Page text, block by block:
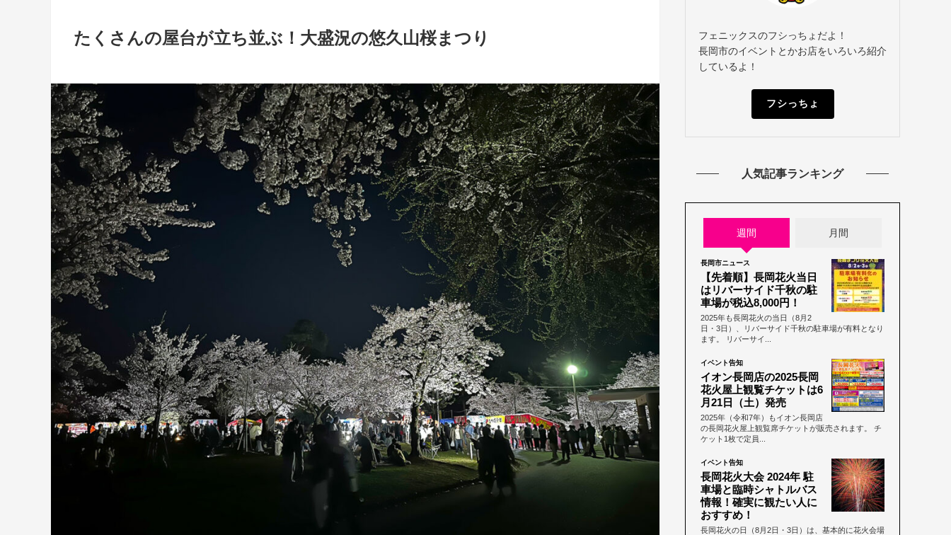
たくさんの屋台が立ち並ぶ！大盛況の悠久山桜まつり
フェニックスのフシっちょだよ！
長岡市のイベントとかお店をいろいろ紹介
しているよ！
フシっちょ
人気記事ランキング
週間 月間
長岡市ニュース
【先着順】長岡花火当日
はリバーサイド千秋の駐
車場が税込8,000円！
2025年も長岡花火の当日（8月2
日・3日）、リバーサイド千秋の駐車場が有料となり
ます。 リバーサイ...
イベント告知
イオン長岡店の2025長岡
花火屋上観覧チケットは6
月21日（土）発売
2025年（令和7年）もイオン長岡店
の長岡花火屋上観覧席チケットが販売されます。 チ
ケット1枚で定員...
イベント告知
長岡花火大会 2024年 駐
車場と臨時シャトルバス
情報！確実に観たい人に
おすすめ！
長岡花火の日（8月2日・3日）は、基本的に花火会場